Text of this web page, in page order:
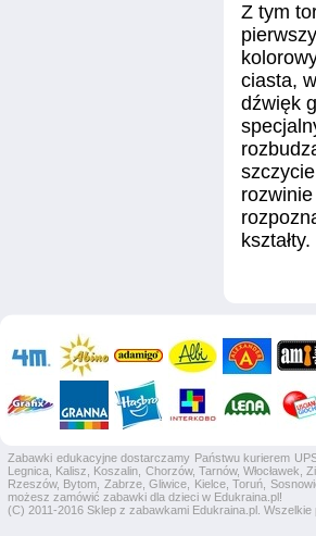
Z tym
ciasta,
dźwięk
kształty.
Zabawki edukacyjne dostarczamy Państwu kurierem
Legnica, Kalisz, Koszalin, Chorzów, Tarnów,
Rzeszów, Bytom, Zabrze, Gliwice, Kielce, Toruń,
możesz zamówić zabawki dla dzieci w Edukraina.pl!
(C) 2011-2016 Sklep z zabawkami Edukraina.pl.